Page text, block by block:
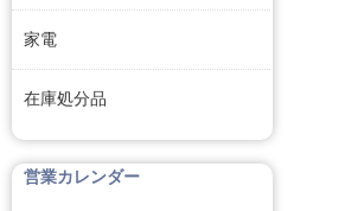
家電
在庫処分品
営業カレンダー